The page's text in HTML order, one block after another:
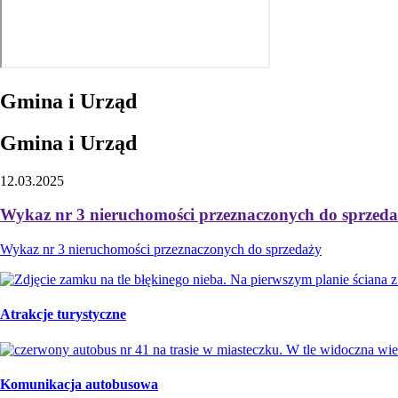
Gmina i Urząd
Gmina i Urząd
12.03.2025
Wykaz nr 3 nieruchomości przeznaczonych do
Wykaz nr 3 nieruchomości przeznaczonych do sprzedaży
Atrakcje turystyczne
Komunikacja autobusowa